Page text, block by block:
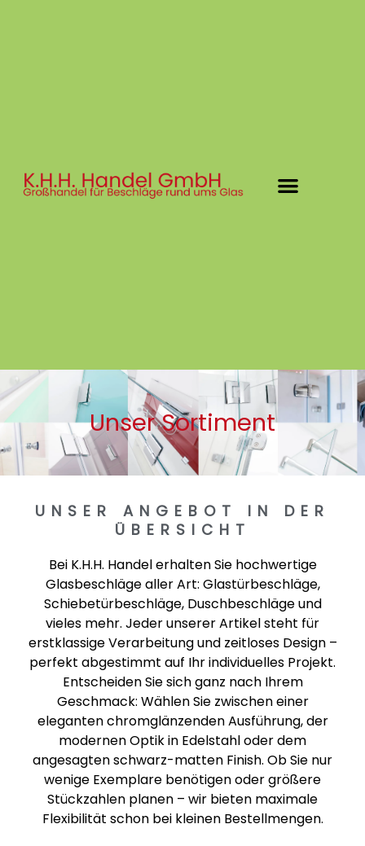
Unser Sortiment
UNSER ANGEBOT IN DER
ÜBERSICHT
Bei K.H.H. Handel erhalten Sie hochwertige
Glasbeschläge aller Art: Glastürbeschläge,
Schiebetürbeschläge, Duschbeschläge und
vieles mehr. Jeder unserer Artikel steht für
erstklassige Verarbeitung und zeitloses Design –
perfekt abgestimmt auf Ihr individuelles Projekt.
Entscheiden Sie sich ganz nach Ihrem
Geschmack: Wählen Sie zwischen einer
eleganten chromglänzenden Ausführung, der
modernen Optik in Edelstahl oder dem
angesagten schwarz-matten Finish. Ob Sie nur
wenige Exemplare benötigen oder größere
Stückzahlen planen – wir bieten maximale
Flexibilität schon bei kleinen Bestellmengen.